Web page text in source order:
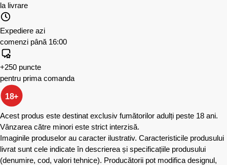
la livrare
Expediere azi
comenzi până 16:00
+250 puncte
pentru prima comanda
18+
Acest produs este destinat exclusiv fumătorilor adulți peste 18 ani.
Vânzarea către minori este strict interzisă.
Imaginile produselor au caracter ilustrativ. Caracteristicile produsului
livrat sunt cele indicate în descrierea și specificațiile produsului
(denumire, cod, valori tehnice). Producătorii pot modifica designul,